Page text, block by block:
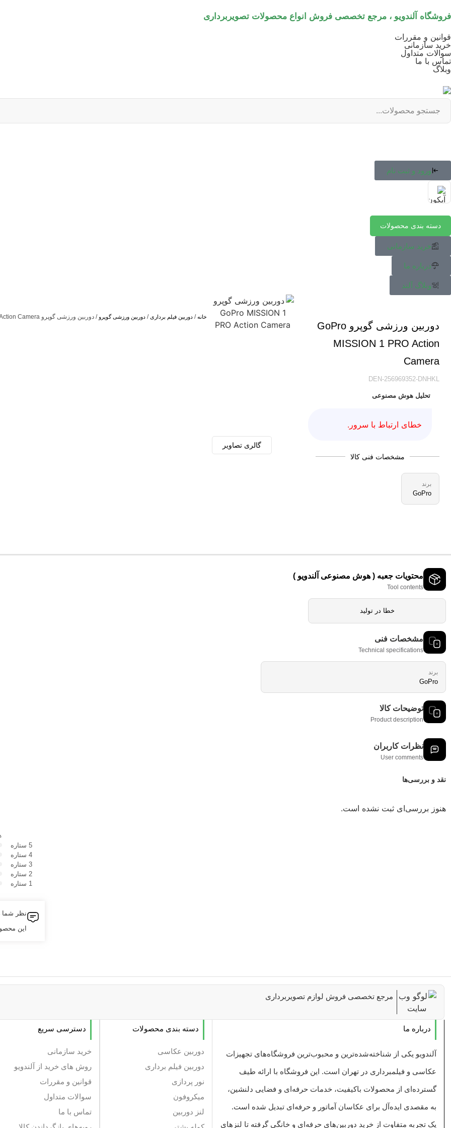
فروشگاه آلندویو ، مرجع تخصصی فروش انواع محصولات تصویربرداری
قوانین و مقررات
خرید سازمانی
سوالات متداول
تماس با ما
وبلاگ
ورود و ثبت نام
دسته بندی محصولات
خرید سازمانی
درباره ما
وبلاگ آلند
خانه/ دوربین فیلم برداری/ دوربين ورزشى گوپرو / دوربین ورزشی گوپرو GoPro MISSION 1 PRO Action Camera
گالری تصاویر
دوربین ورزشی گوپرو GoPro
MISSION 1 PRO Action
Camera
DEN-256969352-DNHKL
تحلیل هوش مصنوعی
خطای ارتباط با سرور.
مشخصات فنی کالا
برند
GoPro
محتویات جعبه ( هوش مصنوعی آلندویو )
Tool contents
خطا در تولید
مشخصات فنی
Technical specifications
برند
GoPro
توضیحات کالا
Product description
نظرات کاربران
User comments
نقد و بررسی‌ها
هنوز بررسی‌ای ثبت نشده است.
5 ستاره
4 ستاره
3 ستاره
2 ستاره
1 ستاره
نظر شما
این
مرجع تخصصی فروش لوازم تصویربرداری
درباره ما
آلندویو یکی از شناخته‌شده‌ترین و محبوب‌ترین فروشگاه‌های تجهیزات
عکاسی و فیلمبرداری در تهران است. این فروشگاه با ارائه طیف
گسترده‌ای از محصولات باکیفیت، خدمات حرفه‌ای و فضایی دلنشین،
به مقصدی ایده‌آل برای عکاسان آماتور و حرفه‌ای تبدیل شده است.
یک تجربه متفاوت از خرید دوربین‌های حرفه‌ای و خانگی گرفته تا لنزهای
دسته بندی محصولات
دوربین عکاسی
دوربین فیلم برداری
نور پردازی
میکروفون
لنز دوربین
دسترسی سریع
خرید سازمانی
روش های خرید از آلندویو
قوانین و مقررات
سوالات متداول
تماس با ما